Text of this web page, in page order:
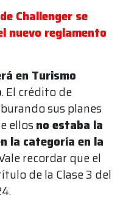
Challenger se
nuevo reglamento
en Turismo
. El crédito de
sus planes
ellosno estaba la
la categoría en la
recordar que el
de la Clase 3 del